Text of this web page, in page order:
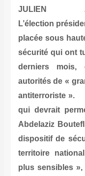
JULIEN
L’élection
placée sous
sécurité qui ont
derniers mois,
autorités de «
antiterroriste ».
qui devrait
Abdelaziz
dispositif de
territoire
plus sensibles